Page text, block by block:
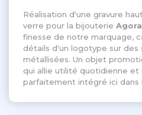
Réalisation d'une gravure
verre pour la bijouterie Agora
finesse de notre marquage,
détails d'un logotype sur des
métallisées. Un objet
qui allie utilité quotidienne
parfaitement intégré ici dans